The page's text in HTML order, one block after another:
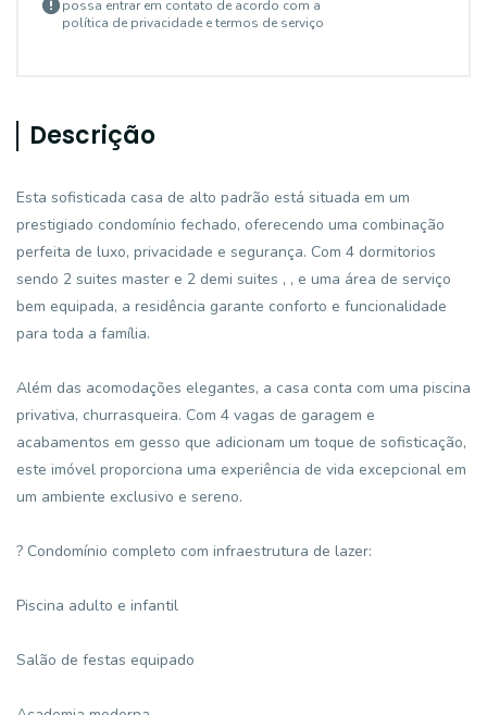
possa entrar em contato de acordo com a
política de privacidade e termos de serviço
Descrição
Esta sofisticada casa de alto padrão está situada em um
prestigiado condomínio fechado, oferecendo uma combinação
perfeita de luxo, privacidade e segurança. Com 4 dormitorios
sendo 2 suites master e 2 demi suites , , e uma área de serviço
bem equipada, a residência garante conforto e funcionalidade
para toda a família.
Além das acomodações elegantes, a casa conta com uma piscina
privativa, churrasqueira. Com 4 vagas de garagem e
acabamentos em gesso que adicionam um toque de sofisticação,
este imóvel proporciona uma experiência de vida excepcional em
um ambiente exclusivo e sereno.
? Condomínio completo com infraestrutura de lazer:
Piscina adulto e infantil
Salão de festas equipado